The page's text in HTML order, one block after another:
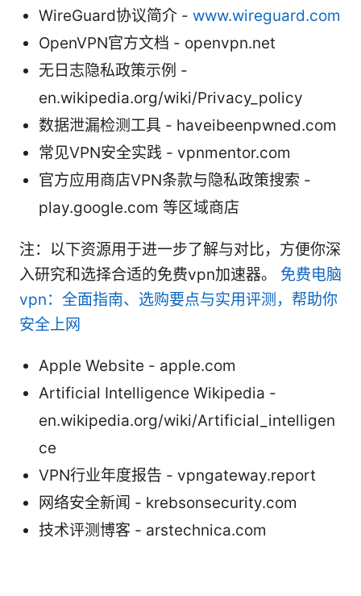
WireGuard协议简介 - www.wireguard.com
OpenVPN官方文档 - openvpn.net
无日志隐私政策示例 -
en.wikipedia.org/wiki/Privacy_policy
数据泄漏检测工具 - haveibeenpwned.com
常见VPN安全实践 - vpnmentor.com
官方应用商店VPN条款与隐私政策搜索 -
play.google.com 等区域商店
注：以下资源用于进一步了解与对比，方便你深
入研究和选择合适的免费vpn加速器。 免费电脑
vpn：全面指南、选购要点与实用评测，帮助你
安全上网
Apple Website - apple.com
Artificial Intelligence Wikipedia -
en.wikipedia.org/wiki/Artificial_intelligen
ce
VPN行业年度报告 - vpngateway.report
网络安全新闻 - krebsonsecurity.com
技术评测博客 - arstechnica.com